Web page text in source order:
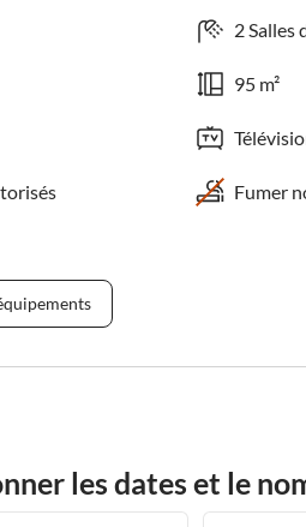
2 Salles
95 m²
Fumer
les dates et le